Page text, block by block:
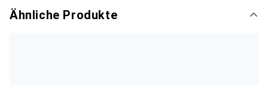
Ähnliche Produkte